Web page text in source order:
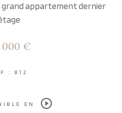
grand appartement dernier
000 €
: 812
EN